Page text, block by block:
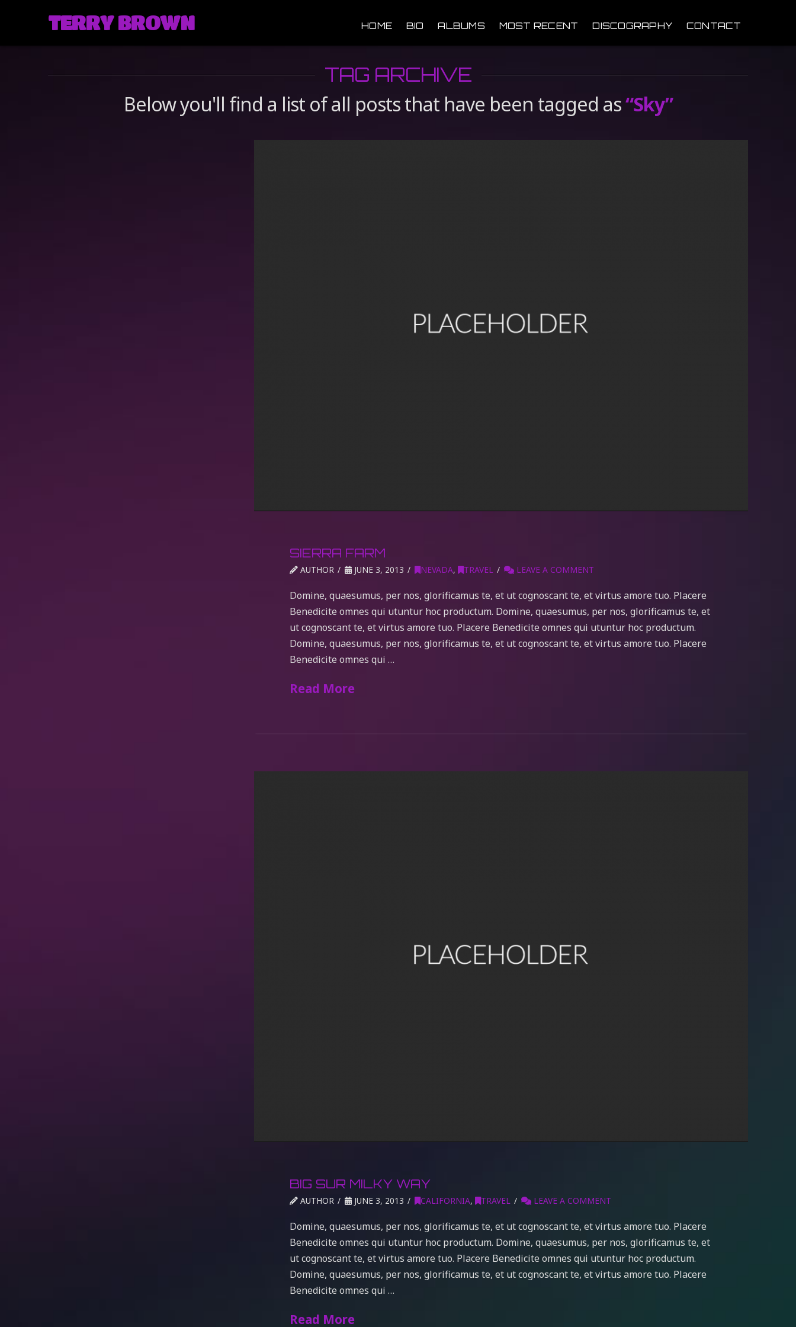
TERRY BROWN HOME BIO ALBUMS MOST RECENT DISCOGRAPHY CONTACT
TAG ARCHIVE
Below you'll find a list of all posts that have been tagged as“Sky”
SIERRA FARM
AUTHOR JUNE 3, 2013 NEVADA, TRAVEL LEAVE A COMMENT
Domine, quaesumus, per nos, glorificamus te, et ut cognoscant te, et virtus amore tuo. Placere
Benedicite omnes qui utuntur hoc productum. Domine, quaesumus, per nos, glorificamus te, et
ut cognoscant te, et virtus amore tuo. Placere Benedicite omnes qui utuntur hoc productum.
Domine, quaesumus, per nos, glorificamus te, et ut cognoscant te, et virtus amore tuo. Placere
Benedicite omnes qui …
Read More
BIG SUR MILKY WAY
AUTHOR JUNE 3, 2013 CALIFORNIA, TRAVEL LEAVE A COMMENT
Domine, quaesumus, per nos, glorificamus te, et ut cognoscant te, et virtus amore tuo. Placere
Benedicite omnes qui utuntur hoc productum. Domine, quaesumus, per nos, glorificamus te, et
ut cognoscant te, et virtus amore tuo. Placere Benedicite omnes qui utuntur hoc productum.
Domine, quaesumus, per nos, glorificamus te, et ut cognoscant te, et virtus amore tuo. Placere
Benedicite omnes qui …
Read More